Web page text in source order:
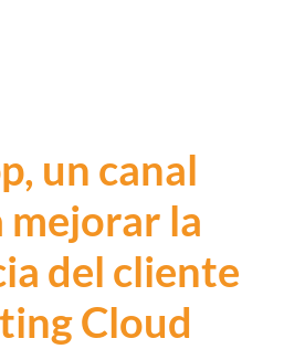
un canal
mejorar la
del cliente
Cloud